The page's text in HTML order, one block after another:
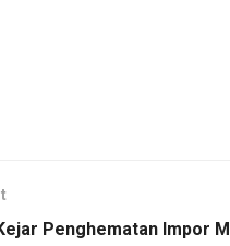
Penghematan Impor